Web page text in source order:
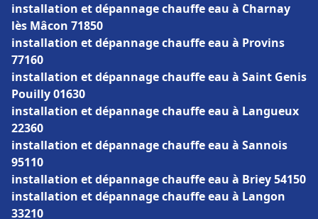
installation et dépannage chauffe eau à Charnay
lès Mâcon 71850
installation et dépannage chauffe eau à Provins
77160
installation et dépannage chauffe eau à Saint Genis
Pouilly 01630
installation et dépannage chauffe eau à Langueux
22360
installation et dépannage chauffe eau à Sannois
95110
installation et dépannage chauffe eau à Briey 54150
installation et dépannage chauffe eau à Langon
33210